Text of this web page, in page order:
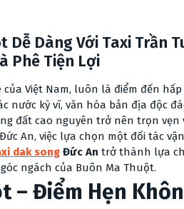
Dễ Dàng Với Taxi Trần
Phê Tiện Lợi
Việt Nam, luôn là điểm đến
nước kỳ vĩ, văn hóa bản địa độc
đất cao nguyên trở nên trọn vẹn
An, việc lựa chọn một đối tác
dak song Đức An trở thành lựa
ngách của Buôn Ma Thuột.
– Điểm Hẹn